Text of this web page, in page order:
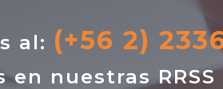
al: (+56 2)
en nuestras RRSS